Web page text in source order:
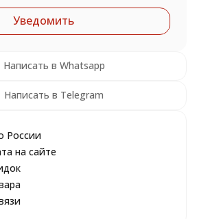
Уведомить
Написать в Whatsapp
Написать в Telegram
России
на сайте